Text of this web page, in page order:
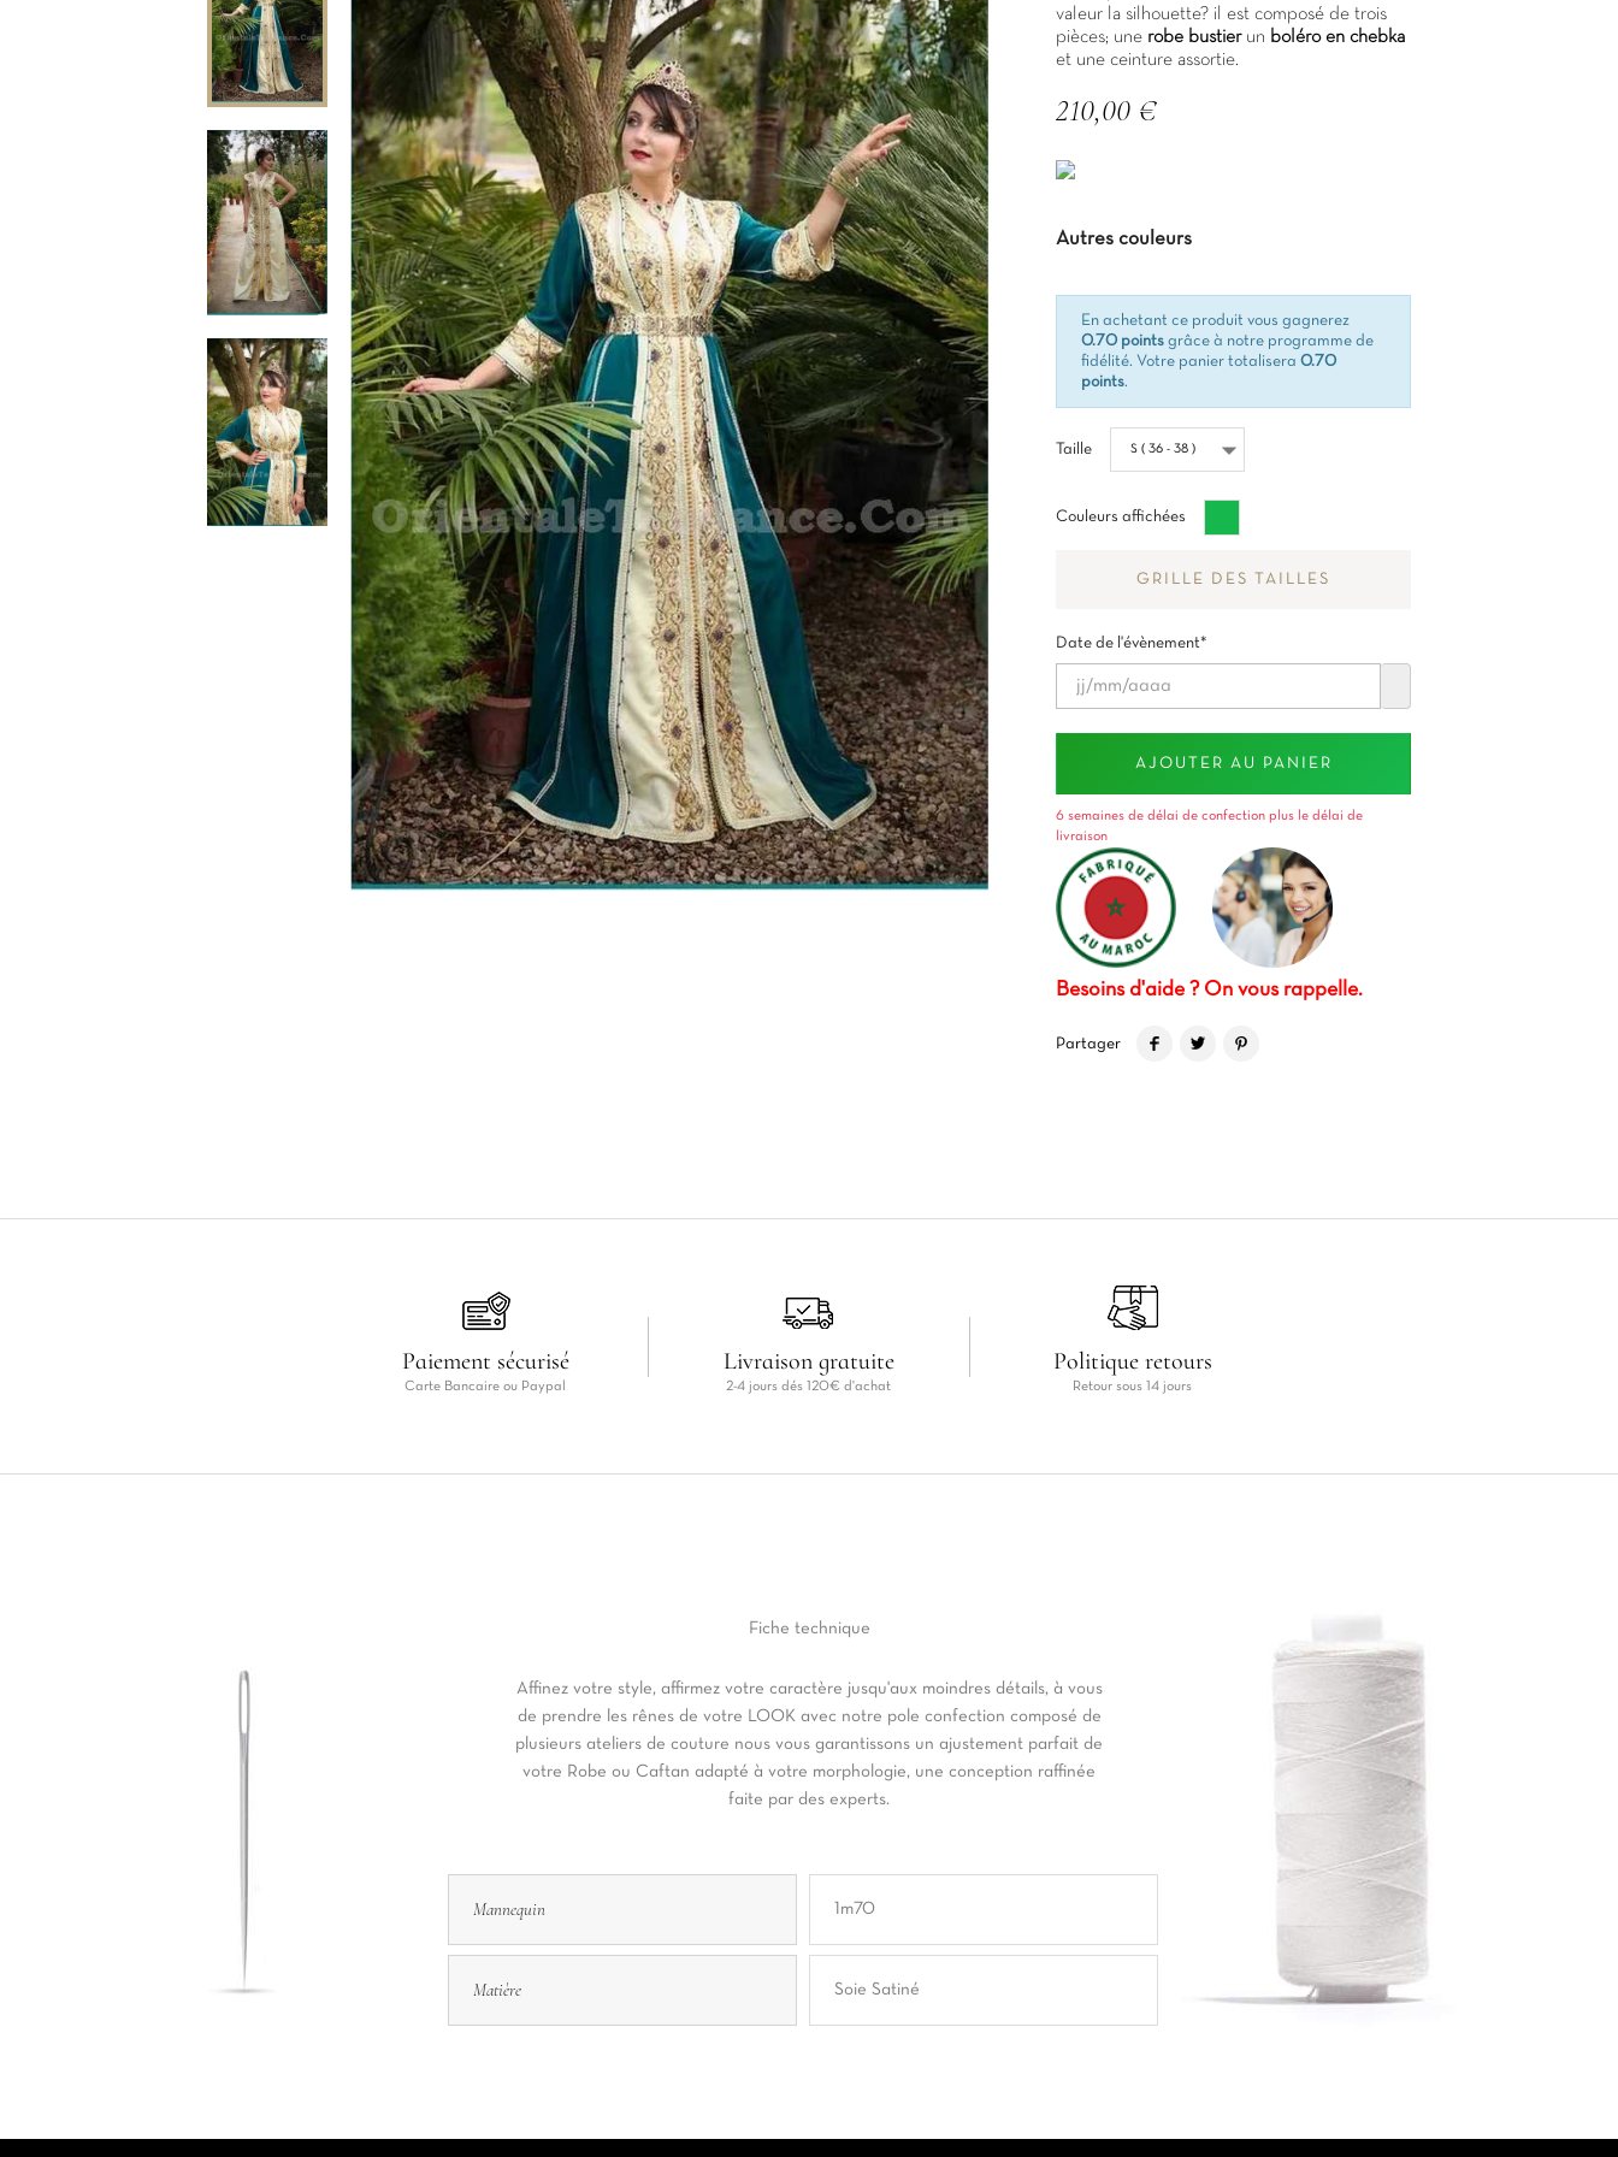
valeur la silhouette? il est composé de trois
pièces; une robe bustierun boléro en chebka
et une ceinture assortie.
210,00 €
Autres couleurs
En achetant ce produit vous gagnerez
0.70 points grâce à notre programme de
fidélité. Votre panier totalisera 0.70
points.
Taille
Couleurs affichées
GRILLE DES TAILLES
Date de l'évènement*
AJOUTER AU PANIER
6 semaines de délai de confection plus le délai de
livraison
Besoins d'aide ? On vous rappelle.
Partager
Paiement sécurisé
Carte Bancaire ou Paypal
Livraison gratuite
2-4 jours dés 120€ d'achat
Politique retours
Retour sous 14 jours
Fiche technique
Affinez votre style, affirmez votre caractère jusqu'aux moindres détails, à vous
de prendre les rênes de votre LOOK avec notre pole confection composé de
plusieurs ateliers de couture nous vous garantissons un ajustement parfait de
votre Robe ou Caftan adapté à votre morphologie, une conception raffinée
faite par des experts.
Mannequin 1m70
Matière Soie Satiné